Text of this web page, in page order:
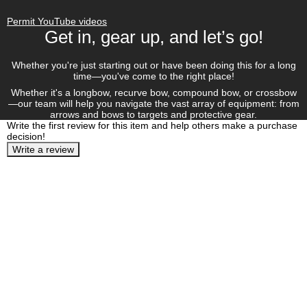
Permit YouTube videos
Get in, gear up, and let’s go!
Whether you're just starting out or have been doing this for a long
time—you've come to the right place!
Whether it's a longbow, recurve bow, compound bow, or crossbow
—our team will help you navigate the vast array of equipment: from
arrows and bows to targets and protective gear.
Write the first review for this item and help others make a purchase
decision!
Write a review